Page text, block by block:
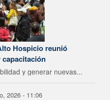
Hospicio reunió
capacitación
y generar nuevas...
2026 - 11:06